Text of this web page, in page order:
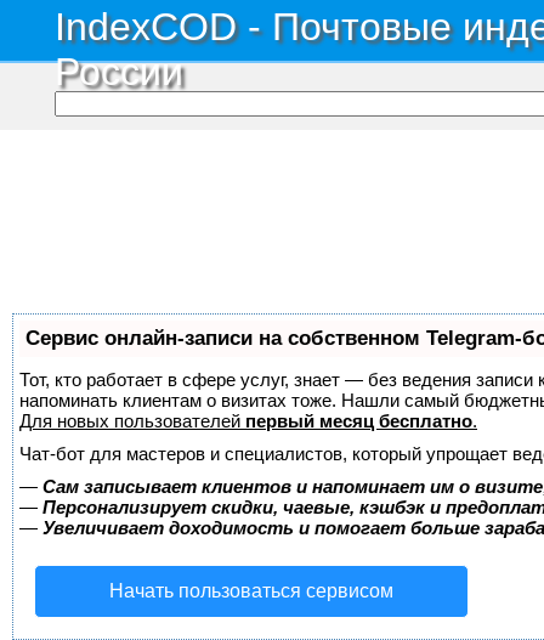
IndexCOD - Почтовые
России
Сервис онлайн-записи на собственном Telegram-
Тот, кто работает в сфере услуг, знает — без ведения
напоминать клиентам о визитах тоже. Нашли самый
Для новых пользователей первый месяц бесплатно.
Чат-бот для мастеров и специалистов, который упрощает
— Сам записывает клиентов и напоминает им о
— Персонализирует скидки, чаевые, кэшбэк и
— Увеличивает доходимость и помогает больше
Начать пользоваться сервисом